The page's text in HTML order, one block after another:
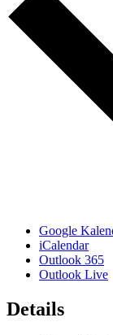
Google
iCalendar
Outlook 365
Outlook Live
Details